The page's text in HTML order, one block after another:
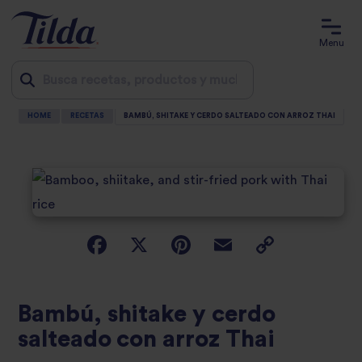
Jump
content
Menu
HOME RECETAS BAMBÚ, SHITAKE Y CERDO SALTEADO CON ARROZ THAI
Bambú, shitake y cerdo
salteado con arroz Thai